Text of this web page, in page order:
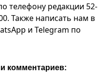
телефону редакции 52-
Также написать нам в
и Telegram по
комментариев: